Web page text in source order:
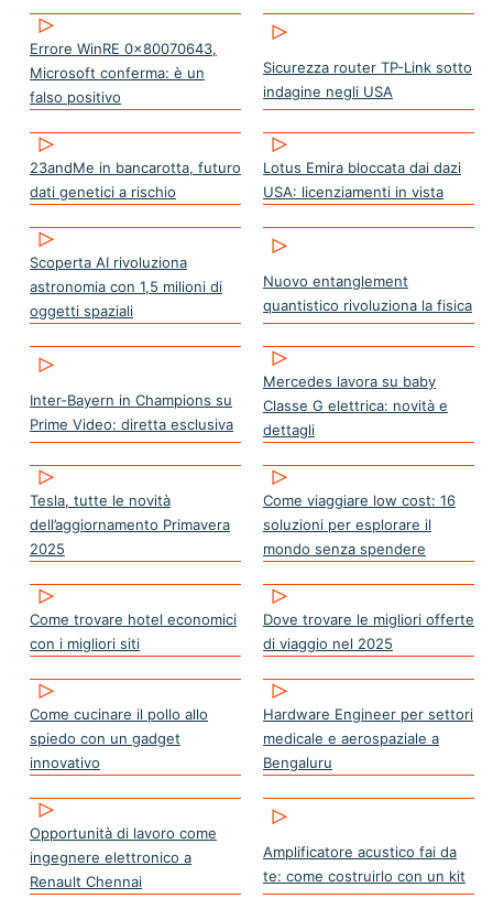
Errore WinRE 0x80070643,
Microsoft conferma: è un
falso positivo
Sicurezza router TP-Link sotto
indagine negli USA
23andMe in bancarotta, futuro
dati genetici a rischio
Lotus Emira bloccata dai dazi
USA: licenziamenti in vista
Scoperta AI rivoluziona
astronomia con 1,5 milioni di
oggetti spaziali
Nuovo entanglement
quantistico rivoluziona la fisica
Inter-Bayern in Champions su
Prime Video: diretta esclusiva
Mercedes lavora su baby
Classe G elettrica: novità e
dettagli
Tesla, tutte le novità
dell’aggiornamento Primavera
2025
Come viaggiare low cost: 16
soluzioni per esplorare il
mondo senza spendere
Come trovare hotel economici
con i migliori siti
Dove trovare le migliori offerte
di viaggio nel 2025
Come cucinare il pollo allo
spiedo con un gadget
innovativo
Hardware Engineer per settori
medicale e aerospaziale a
Bengaluru
Opportunità di lavoro come
ingegnere elettronico a
Renault Chennai
Amplificatore acustico fai da
te: come costruirlo con un kit